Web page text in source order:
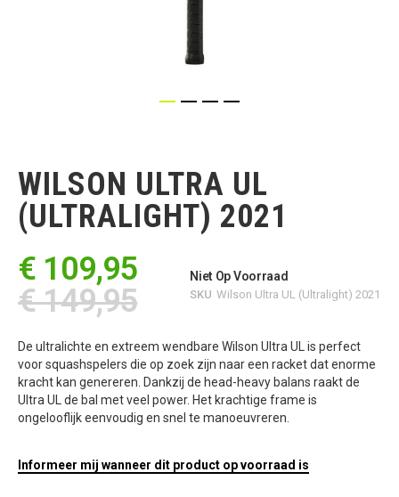
begin
van
de
afbeeldingen-
WILSON ULTRA UL
(ULTRALIGHT) 2021
€ 109,95
€ 149,95
Niet Op Voorraad
SKU Wilson Ultra UL (Ultralight) 2021
De ultralichte en extreem wendbare Wilson Ultra UL is perfect
voor squashspelers die op zoek zijn naar een racket dat enorme
kracht kan genereren. Dankzij de head-heavy balans raakt de
Ultra UL de bal met veel power. Het krachtige frame is
ongelooflijk eenvoudig en snel te manoeuvreren.
Informeer mij wanneer dit product op voorraad is